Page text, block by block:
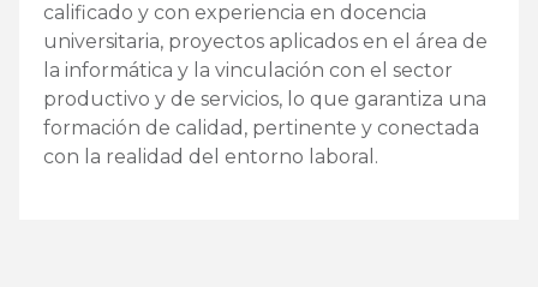
calificado y con experiencia en docencia
universitaria, proyectos aplicados en el área de
la informática y la vinculación con el sector
productivo y de servicios, lo que garantiza una
formación de calidad, pertinente y conectada
con la realidad del entorno laboral.